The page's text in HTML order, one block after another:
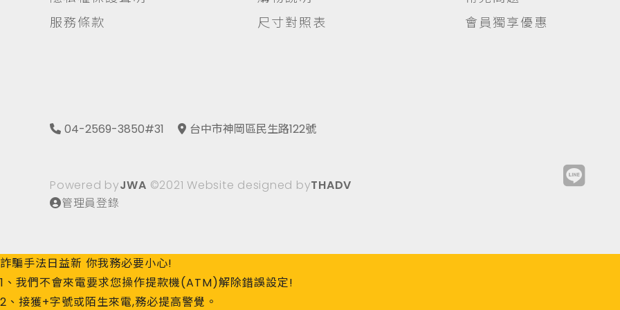
服務條款
尺寸對照表
會員獨享優惠
04-2569-3850#31 台中市神岡區民生路122號
Powered byJWA ©2021 Website designed byTHADV
管理員登錄
詐騙手法日益新 你我務必要小心!
1、我們不會來電要求您操作提款機(ATM)解除錯誤設定!
2、接獲+字號或陌生來電,務必提高警覺。